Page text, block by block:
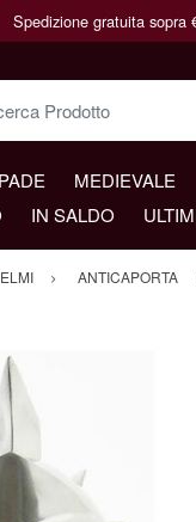
Spedizione gratuita sopra
Prodotto
MEDIEVALE
IN SALDO
ELMI ANTICAPORTA